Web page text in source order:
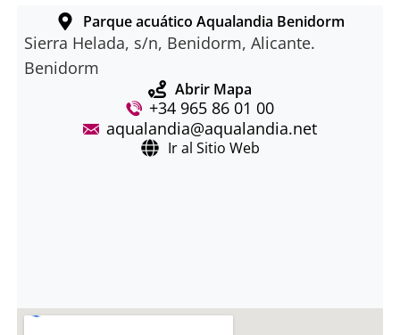
Parque acuático Aqualandia Benidorm
Sierra Helada, s/n, Benidorm, Alicante.
Benidorm
Abrir Mapa
+34 965 86 01 00
aqualandia@aqualandia.net
Ir al Sitio Web